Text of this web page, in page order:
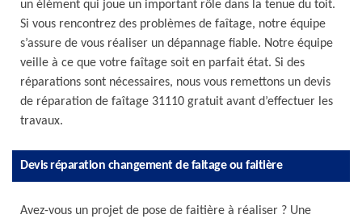
un élément qui joue un important rôle dans la tenue du toit.
Si vous rencontrez des problèmes de faîtage, notre équipe
s’assure de vous réaliser un dépannage fiable. Notre équipe
veille à ce que votre faîtage soit en parfait état. Si des
réparations sont nécessaires, nous vous remettons un devis
de réparation de faîtage 31110 gratuit avant d’effectuer les
travaux.
Devis réparation changement de faitage ou faitière
Avez-vous un projet de pose de faitière à réaliser ? Une